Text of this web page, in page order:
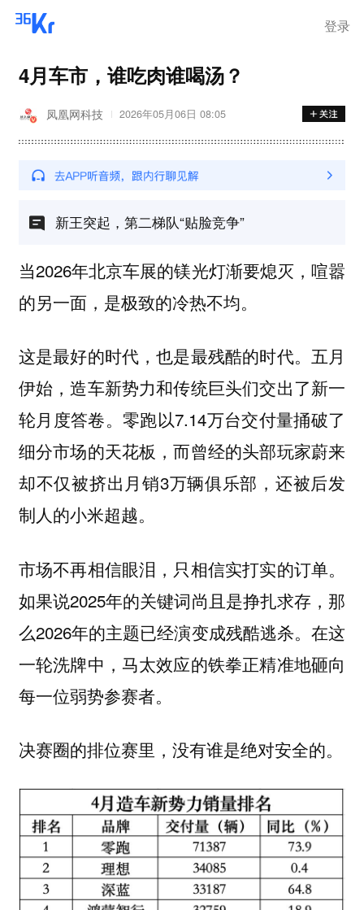
登录
4月车市，谁吃肉谁喝汤？
凤凰网科技 2026年05月06日 08:05
新王突起，第二梯队“贴脸竞争”
当2026年北京车展的镁光灯渐要熄灭，喧嚣
的另一面，是极致的冷热不均。
这是最好的时代，也是最残酷的时代。五月
伊始，造车新势力和传统巨头们交出了新一
轮月度答卷。零跑以7.14万台交付量捅破了
细分市场的天花板，而曾经的头部玩家蔚来
却不仅被挤出月销3万辆俱乐部，还被后发
制人的小米超越。
市场不再相信眼泪，只相信实打实的订单。
如果说2025年的关键词尚且是挣扎求存，那
么2026年的主题已经演变成残酷逃杀。在这
一轮洗牌中，马太效应的铁拳正精准地砸向
每一位弱势参赛者。
决赛圈的排位赛里，没有谁是绝对安全的。